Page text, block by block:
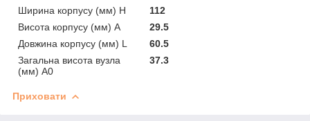
Ширина корпусу (мм) H
112
Висота корпусу (мм) A
29.5
Довжина корпусу (мм) L
60.5
Загальна висота вузла
(мм) A0
37.3
Приховати